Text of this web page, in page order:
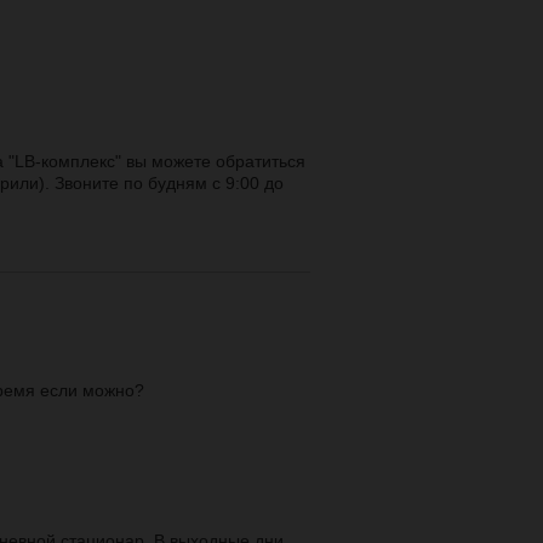
комплекс" вы можете обратиться
Звоните по будням с 9:00 до
если можно?